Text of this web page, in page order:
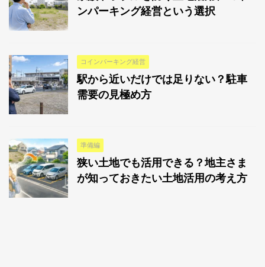
ンパーキング経営という選択
コインパーキング経営
駅から近いだけでは足りない？駐車
需要の見極め方
準備編
狭い土地でも活用できる？地主さま
が知っておきたい土地活用の考え方